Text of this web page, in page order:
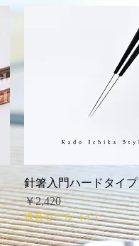
クイックビュー
針箸入門ハードタイプ
価格
￥2,420
道具セール（イ）